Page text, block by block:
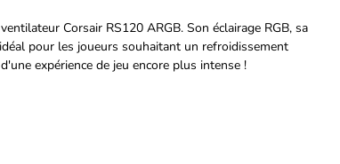
Corsair RS120 ARGB. Son éclairage RGB, sa
pour les joueurs souhaitant un refroidissement
expérience de jeu encore plus intense !